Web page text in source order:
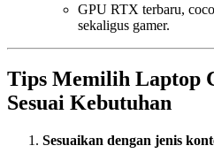
GPU RTX terbaru,
sekaligus gamer.
Tips Memilih Laptop
Sesuai Kebutuhan
Sesuaikan dengan jenis